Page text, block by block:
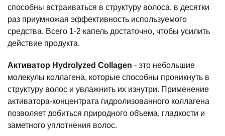
способны встраиваться в структуру волоса, в десятки
раз приумножая эффективность используемого
средства. Всего 1-2 капель достаточно, чтобы усилить
действие продукта.
Активатор Hydrolyzed Collagen - это небольшие
молекулы коллагена, которые способны проникнуть в
структуру волос и увлажнить их изнутри. Применение
активатора-концентрата гидролизованного коллагена
позволяет добиться природного объема, гладкости и
заметного уплотнения волос.